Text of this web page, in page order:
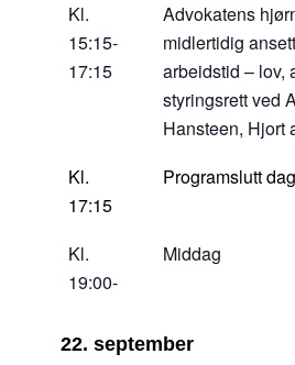
Kl.
15:15-
17:15
Advokatens
midlertidig
arbeidstid – lov,
styringsrett ved
Hansteen, Hjort
Kl.
17:15
Programslutt
Kl.
19:00-
Middag
22. september